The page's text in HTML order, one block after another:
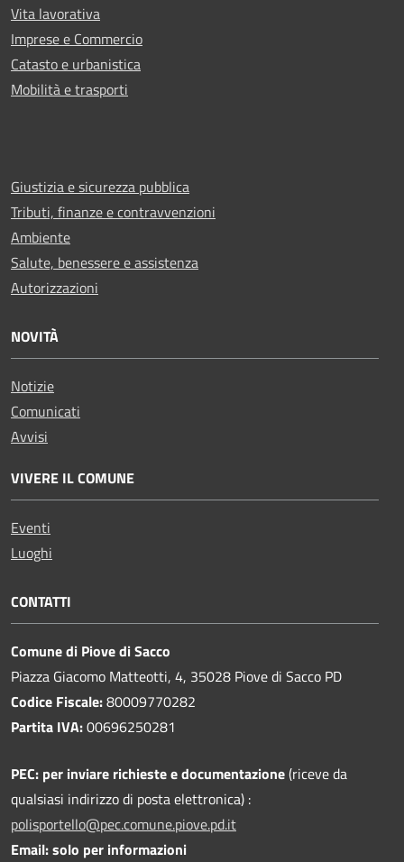
Vita lavorativa
Imprese e Commercio
Catasto e urbanistica
Mobilità e trasporti
Giustizia e sicurezza pubblica
Tributi, finanze e contravvenzioni
Ambiente
Salute, benessere e assistenza
Autorizzazioni
NOVITÀ
Notizie
Comunicati
Avvisi
VIVERE IL COMUNE
Eventi
Luoghi
CONTATTI
Comune di Piove di Sacco
Piazza Giacomo Matteotti, 4, 35028 Piove di Sacco PD
Codice Fiscale:80009770282
Partita IVA:00696250281
PEC: per inviare richieste e documentazione(riceve da
qualsiasi indirizzo di posta elettronica) :
polisportello@pec.comune.piove.pd.it
Email: solo per informazioni